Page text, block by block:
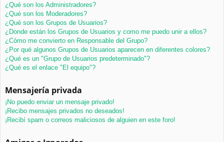
¿Qué son los Administradores?
¿Qué son los Moderadores?
¿Qué son los Grupos de Usuarios?
¿Donde están los Grupos de Usuarios y como me puedo unir a ellos?
¿Cómo me convierto en Responsable del Grupo?
¿Por qué algunos Grupos de Usuarios aparecen en diferentes colores?
¿Qué es un "Grupo de Usuarios predeterminado"?
¿Qué es el enlace "El equipo"?
Mensajería privada
¡No puedo enviar un mensaje privado!
¡Recibo mensajes privados no deseados!
¡Recibí spam o correos maliciosos de alguien en este foro!